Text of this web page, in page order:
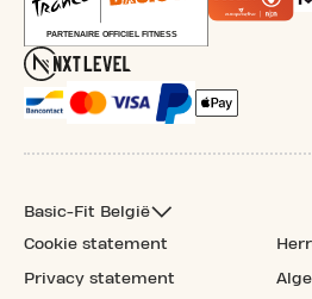
Basic-Fit België
Cookie statement
Privacy statement